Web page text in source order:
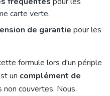
carte verte.
de garantie pour les
formule lors d'un périple
un complément de
couvertes. Nous